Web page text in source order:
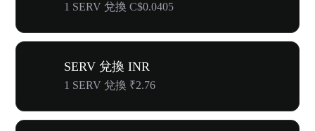
1 SERV 兌換 C$0.0405
SERV 兌換 INR
1 SERV 兌換 ₹2.76